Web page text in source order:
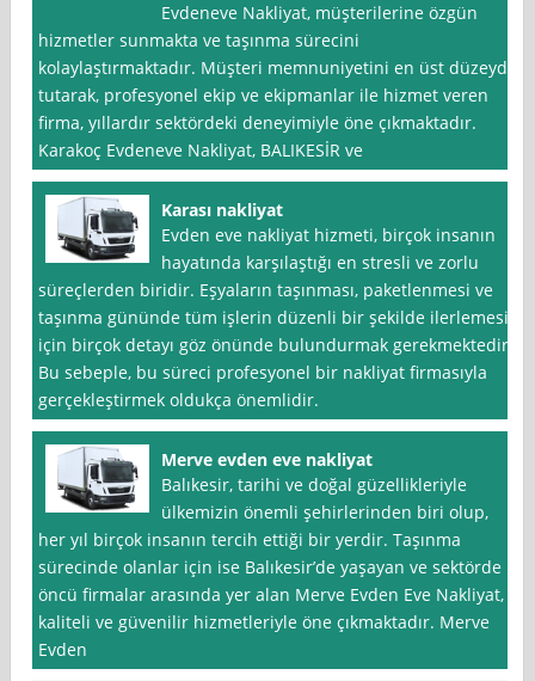
Evdeneve Nakliyat, müşterilerine özgün
hizmetler sunmakta ve taşınma sürecini
kolaylaştırmaktadır. Müşteri memnuniyetini en üst düzeyde
tutarak, profesyonel ekip ve ekipmanlar ile hizmet veren
firma, yıllardır sektördeki deneyimiyle öne çıkmaktadır.
Karakoç Evdeneve Nakliyat, BALIKESİR ve
Karası nakliyat
Evden eve nakliyat hizmeti, birçok insanın
hayatında karşılaştığı en stresli ve zorlu
süreçlerden biridir. Eşyaların taşınması, paketlenmesi ve
taşınma gününde tüm işlerin düzenli bir şekilde ilerlemesi
için birçok detayı göz önünde bulundurmak gerekmektedir.
Bu sebeple, bu süreci profesyonel bir nakliyat firmasıyla
gerçekleştirmek oldukça önemlidir.
Merve evden eve nakliyat
Balıkesir, tarihi ve doğal güzellikleriyle
ülkemizin önemli şehirlerinden biri olup,
her yıl birçok insanın tercih ettiği bir yerdir. Taşınma
sürecinde olanlar için ise Balıkesir’de yaşayan ve sektörde
öncü firmalar arasında yer alan Merve Evden Eve Nakliyat,
kaliteli ve güvenilir hizmetleriyle öne çıkmaktadır. Merve
Evden